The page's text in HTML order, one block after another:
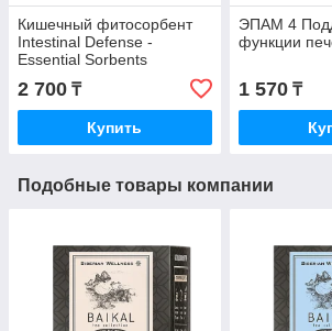
Кишечный фитосорбент
Intestinal Defense -
Essential Sorbents
2 700 ₸
Купить
ЭПАМ 4
функции
1 570₸
Подобные товары компании